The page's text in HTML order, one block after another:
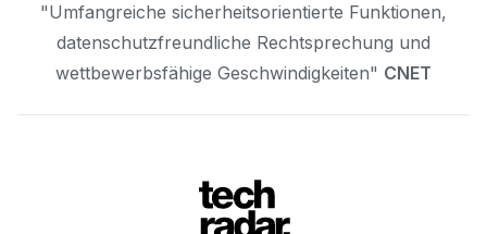
"Umfangreiche sicherheitsorientierte Funktionen,
datenschutzfreundliche Rechtsprechung und
wettbewerbsfähige Geschwindigkeiten" CNET